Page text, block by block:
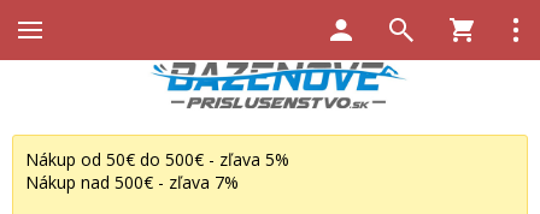
Nákup od 50€ do 500€ - zľava 5%
Nákup nad 500€ - zľava 7%